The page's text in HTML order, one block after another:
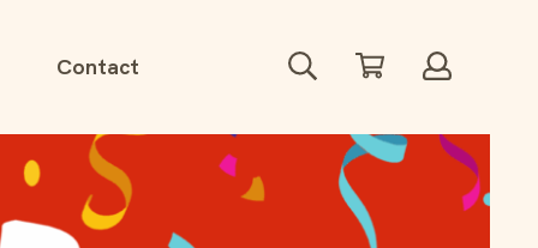
Contact Zoeken Winkelwagen
Account